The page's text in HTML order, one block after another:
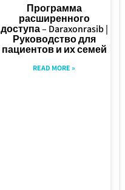
Программа
расширенного
доступа – Daraxonrasib |
Руководство для
пациентов и их семей
READ MORE »